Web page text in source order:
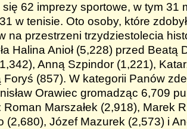
się 62 imprezy sportowe, w tym 31
w tenisie. Oto osoby, które
na przestrzeni trzydziestolecia
Halina Anioł (5,228) przed Beatą
Anną Szpindor (1,221),
Foryś (857). W kategorii Panów
Orawiec gromadząc 6,709
Roman Marszałek (2,918), Marek
(2,680), Józef Mazurek (2,573) i